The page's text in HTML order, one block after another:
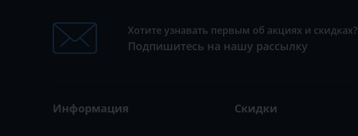
Хотите узнавать первым об акциях и скидках?
Подпишитесь на нашу рассылку
Информация Скидки